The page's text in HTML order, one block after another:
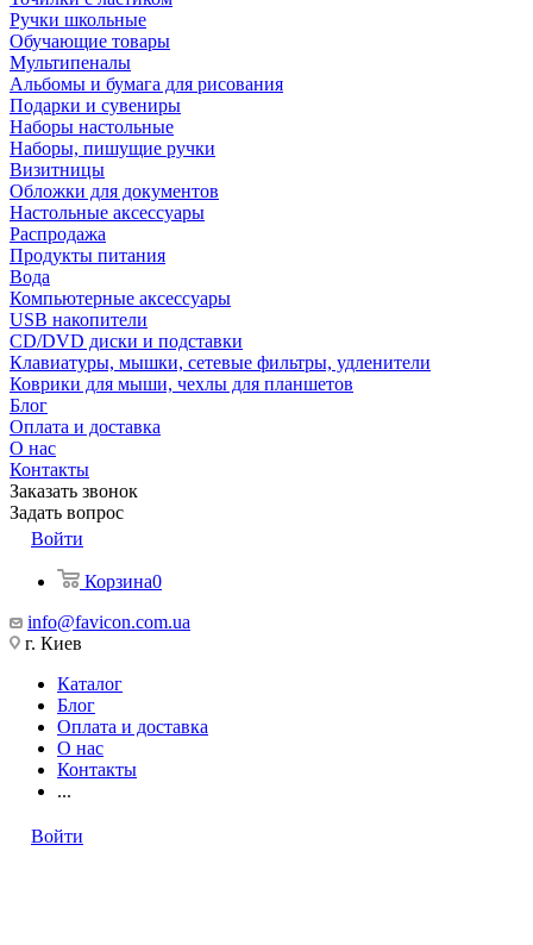
Ручки школьные
Обучающие товары
Мультипеналы
Альбомы и бумага для рисования
Подарки и сувениры
Наборы настольные
Наборы, пишущие ручки
Визитницы
Обложки для документов
Настольные аксессуары
Распродажа
Продукты питания
Вода
Компьютерные аксессуары
USB накопители
CD/DVD диски и подставки
Клавиатуры, мышки, сетевые фильтры, удленители
Коврики для мыши, чехлы для планшетов
Блог
Оплата и доставка
О нас
Контакты
Заказать звонок
Задать вопрос
Войти
Корзина0
info@favicon.com.ua
г. Киев
Каталог
Блог
Оплата и доставка
О нас
Контакты
...
Войти